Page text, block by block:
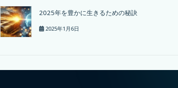
2025年を豊かに生きるための秘訣
2025年1月6日